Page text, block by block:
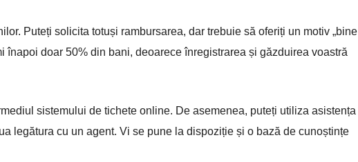
Puteți solicita totuși rambursarea, dar trebuie să oferiți un motiv „bine
înapoi doar 50% din bani, deoarece înregistrarea și găzduirea voastră
sistemului de tichete online. De asemenea, puteți utiliza asistența
legătura cu un agent. Vi se pune la dispoziție și o bază de cunoștințe